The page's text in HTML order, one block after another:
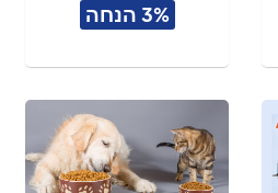
3% הנחה